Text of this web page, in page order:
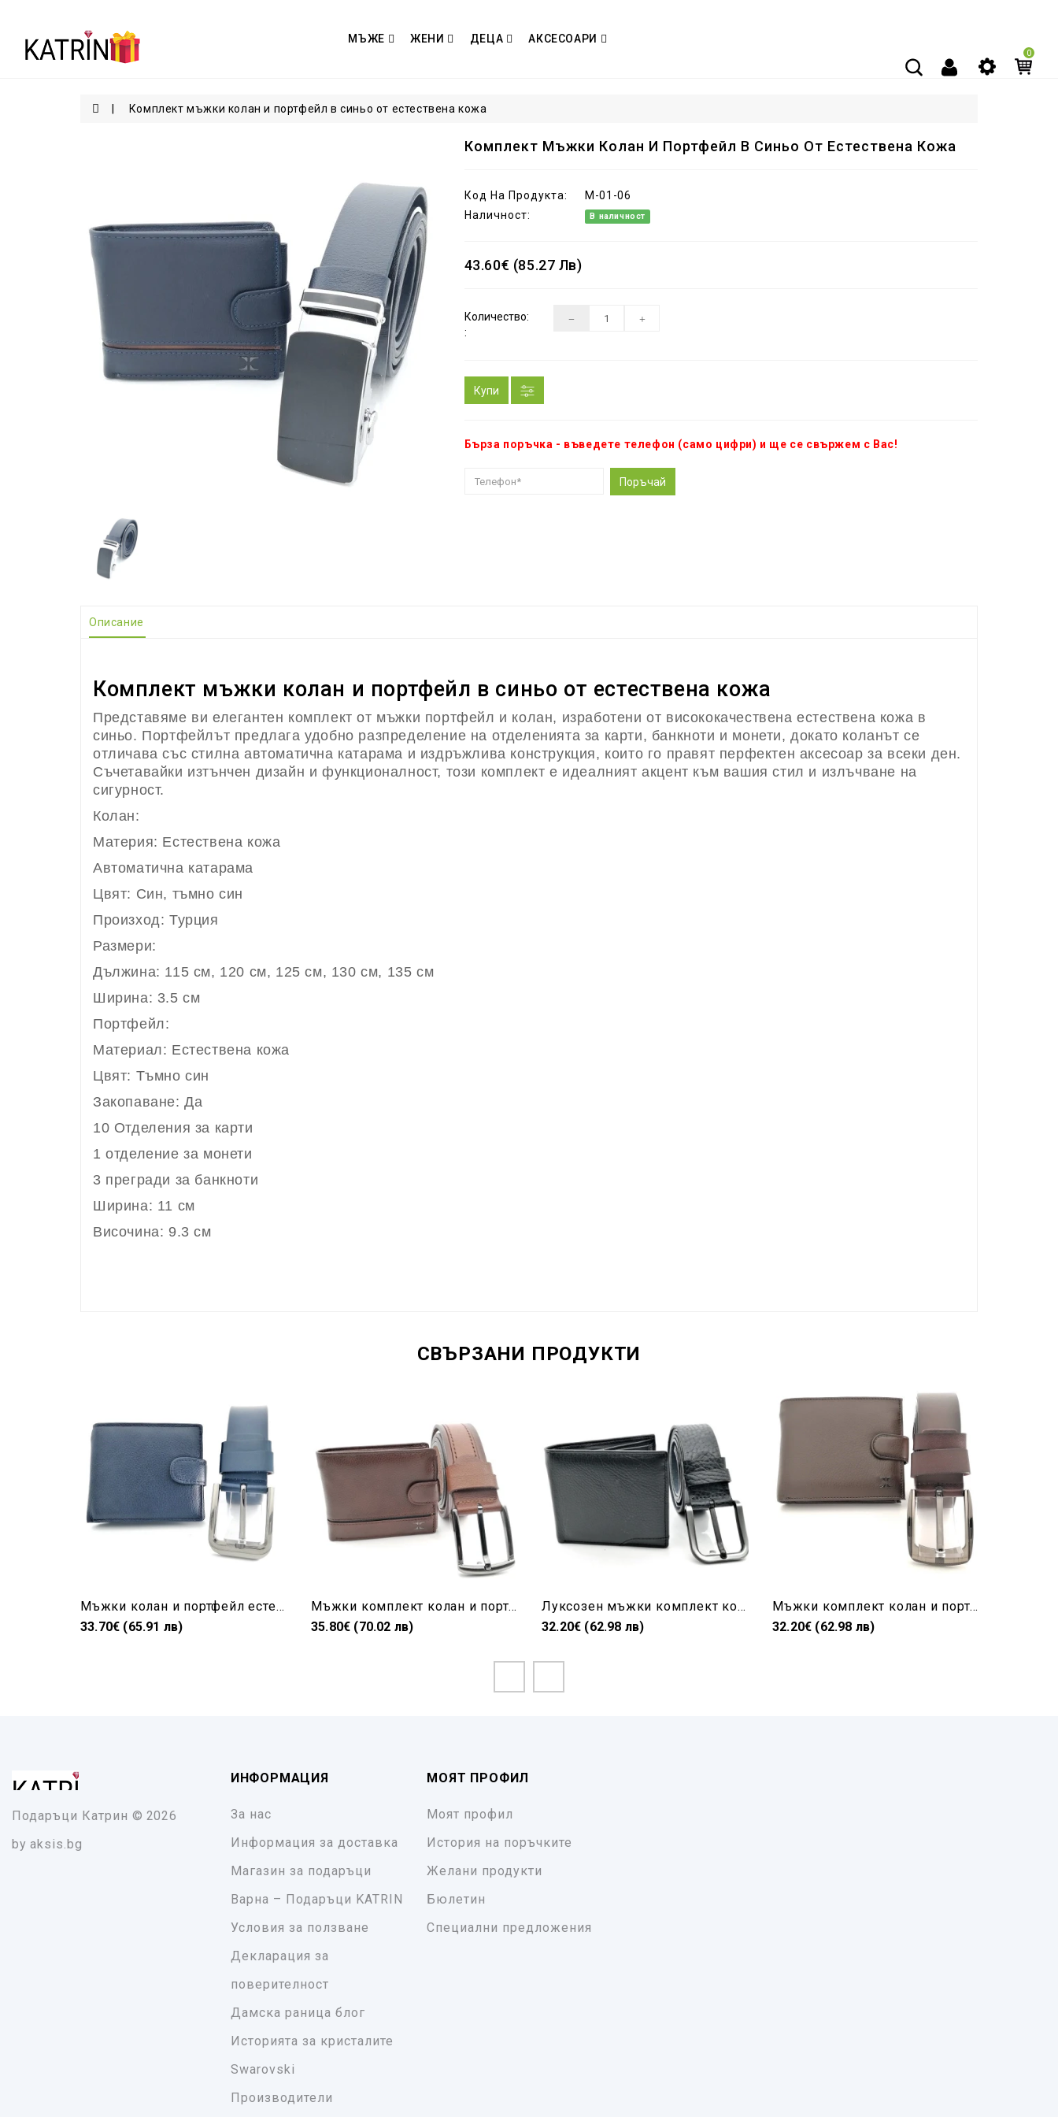
МЪЖЕ ЖЕНИ ДЕЦА АКСЕСОАРИ
0
Комплект мъжки колан и портфейл в синьо от естествена кожа
Комплект Мъжки Колан И Портфейл В Синьо От Естествена Кожа
Код На Продукта:
M-01-06
Наличност:
В наличност
43.60€ (85.27 Лв)
Количество:
:
Купи
Бърза поръчка - въведете телефон (само цифри) и ще се свържем с Вас!
Поръчай
Описание
Комплект мъжки колан и портфейл в синьо от естествена кожа
Представяме ви елегантен комплект от мъжки портфейл и колан, изработени от висококачествена естествена кожа в
синьо. Портфейлът предлага удобно разпределение на отделенията за карти, банкноти и монети, докато коланът се
отличава със стилна автоматична катарама и издръжлива конструкция, които го правят перфектен аксесоар за всеки ден.
Съчетавайки изтънчен дизайн и функционалност, този комплект е идеалният акцент към вашия стил и излъчване на
сигурност.
Колан:
Материя: Естествена кожа
Автоматична катарама
Цвят: Син, тъмно син
Произход: Турция
Размери:
Дължина: 115 см, 120 см, 125 см, 130 см, 135 см
Ширина: 3.5 см
Портфейл:
Материал: Естествена кожа
Цвят: Тъмно син
Закопаване: Да
10 Отделения за карти
1 отделение за монети
3 прегради за банкноти
Ширина: 11 см
Височина: 9.3 см
СВЪРЗАНИ ПРОДУКТИ
Мъжки колан и портфейл естествена кожа в синьо
33.70€ (65.91 лв)
Мъжки комплект колан и портфейл в кафяво
35.80€ (70.02 лв)
Луксозен мъжки комплект колан и портфейл естествена кожа в черно
32.20€ (62.98 лв)
Мъжки комплект колан и портфейл в кафяво-естествена кожа
32.20€ (62.98 лв)
Подаръци Катрин © 2026
by aksis.bg
ИНФОРМАЦИЯ
За нас
Информация за доставка
Магазин за подаръци
Варна – Подаръци KATRIN
Условия за ползване
Декларация за
поверителност
Дамска раница блог
Историята за кристалите
Swarovski
Производители
МОЯТ ПРОФИЛ
Моят профил
История на поръчките
Желани продукти
Бюлетин
Специални предложения